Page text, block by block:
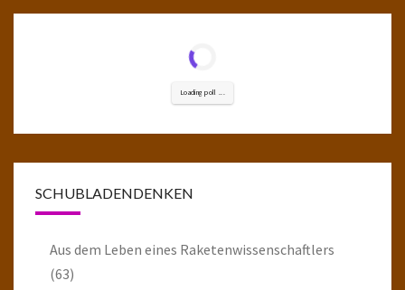
Loading poll ...
SCHUBLADENDENKEN
Aus dem Leben eines Raketenwissenschaftlers
(63)